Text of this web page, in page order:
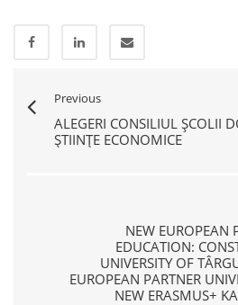
Previous
ALEGERI CONSILIUL ȘCOLII
ȘTIINȚE ECONOMICE
NEW EUROPEAN
EDUCATION:
UNIVERSITY OF
EUROPEAN PARTNER
NEW ERASMUS+